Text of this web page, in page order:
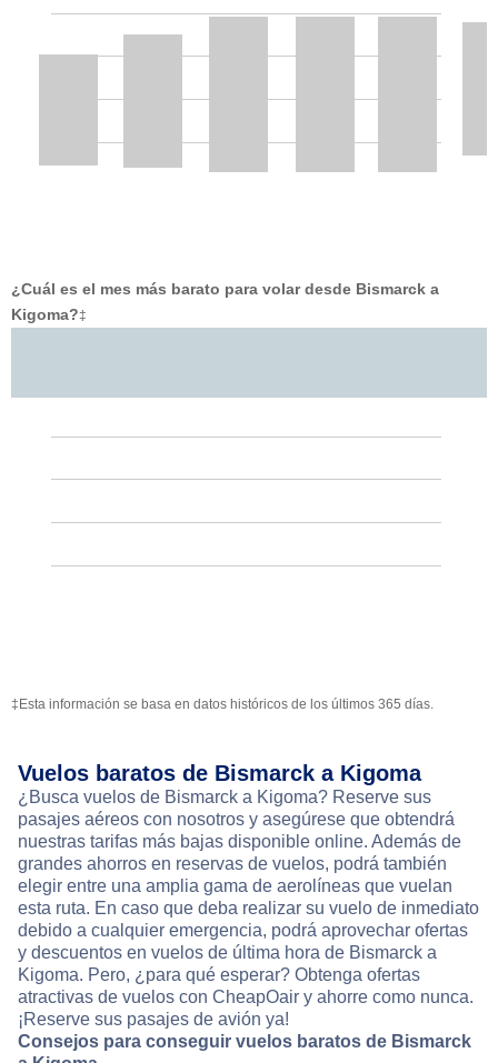
¿Cuál es el mes más barato para volar desde Bismarck a
Kigoma?‡
‡Esta información se basa en datos históricos de los últimos 365 días.
Vuelos baratos de Bismarck a Kigoma
¿Busca vuelos de Bismarck a Kigoma? Reserve sus
pasajes aéreos con nosotros y asegúrese que obtendrá
nuestras tarifas más bajas disponible online. Además de
grandes ahorros en reservas de vuelos, podrá también
elegir entre una amplia gama de aerolíneas que vuelan
esta ruta. En caso que deba realizar su vuelo de inmediato
debido a cualquier emergencia, podrá aprovechar ofertas
y descuentos en vuelos de última hora de Bismarck a
Kigoma. Pero, ¿para qué esperar? Obtenga ofertas
atractivas de vuelos con CheapOair y ahorre como nunca.
¡Reserve sus pasajes de avión ya!
Consejos para conseguir vuelos baratos de Bismarck